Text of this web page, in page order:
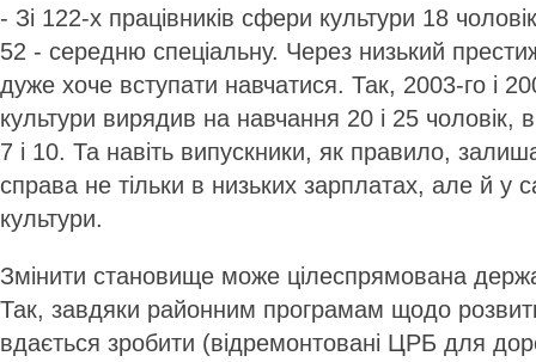
- Зі 122-х працівників сфери культури 18
52 - середню спеціальну. Через низький
дуже хоче вступати навчатися. Так, 2003-го і
культури вирядив на навчання 20 і 25 чоловік,
7 і 10. Та навіть випускники, як правило,
справа не тільки в низьких зарплатах, але й у
культури.
Змінити становище може цілеспрямована
Так, завдяки районним програмам щодо
вдається зробити (відремонтовані ЦРБ для